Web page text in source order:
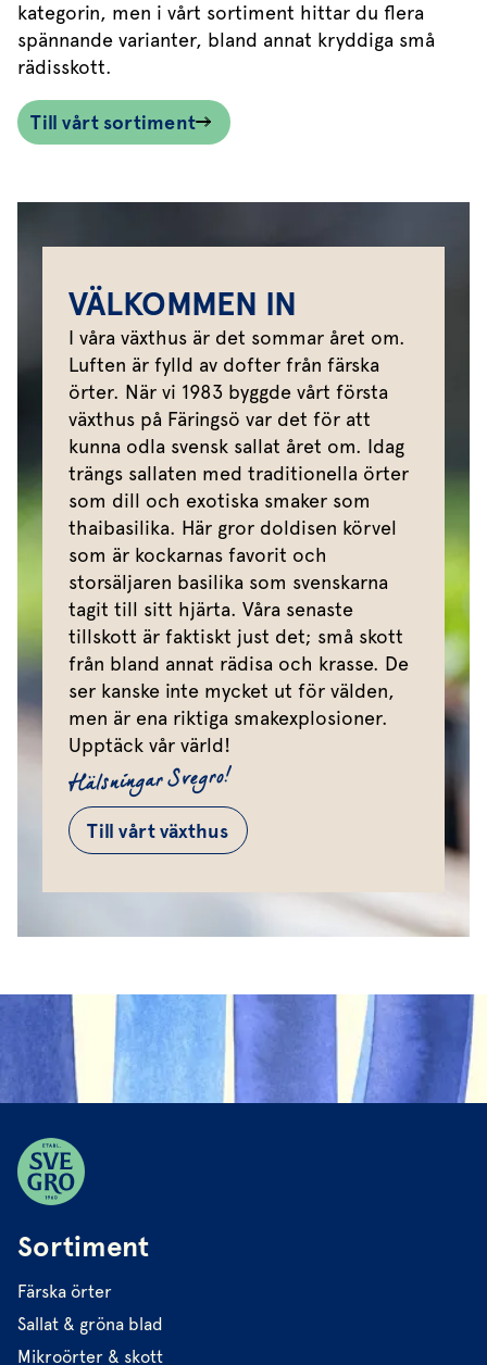
kategorin, men i vårt sortiment hittar du flera
spännande varianter, bland annat kryddiga små
rädisskott.
Till vårt sortiment
VÄLKOMMEN IN
I våra växthus är det sommar året om.
Luften är fylld av dofter från färska
örter. När vi 1983 byggde vårt första
växthus på Färingsö var det för att
kunna odla svensk sallat året om. Idag
trängs sallaten med traditionella örter
som dill och exotiska smaker som
thaibasilika. Här gror doldisen körvel
som är kockarnas favorit och
storsäljaren basilika som svenskarna
tagit till sitt hjärta. Våra senaste
tillskott är faktiskt just det; små skott
från bland annat rädisa och krasse. De
ser kanske inte mycket ut för välden,
men är ena riktiga smakexplosioner.
Upptäck vår värld!
Hälsningar Svegro!
Till vårt växthus
Sortiment
Färska örter
Sallat & gröna blad
Mikroörter & skott